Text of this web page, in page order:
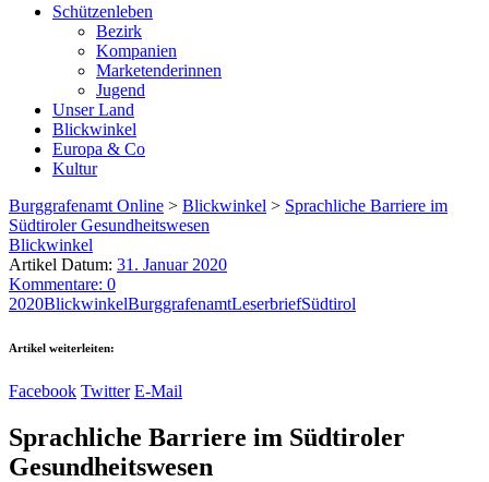
Schützenleben
Bezirk
Kompanien
Marketenderinnen
Jugend
Unser Land
Blickwinkel
Europa & Co
Kultur
Burggrafenamt Online > Blickwinkel > Sprachliche Barriere im
Südtiroler Gesundheitswesen
Blickwinkel
Artikel Datum: 31. Januar 2020
Kommentare: 0
2020BlickwinkelBurggrafenamtLeserbriefSüdtirol
Artikel weiterleiten:
Facebook Twitter E-Mail
Sprachliche Barriere im Südtiroler
Gesundheitswesen